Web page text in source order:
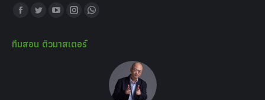
Find us on:
Facebook
opens
Twitter
opens
YouTube
opens
Instagram
opens
Whatsapp
window
ทีมสอน ติวมาสเตอร์